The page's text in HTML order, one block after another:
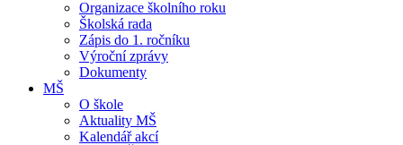
Organizace školního roku
Školská rada
Zápis do 1. ročníku
Výroční zprávy
Dokumenty
MŠ
O škole
Aktuality MŠ
Kalendář akcí